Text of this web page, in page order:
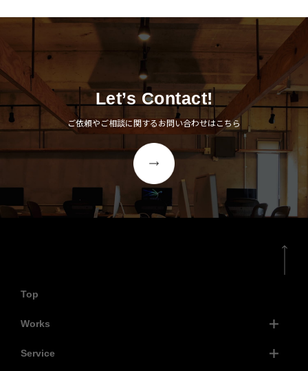
Let’s Contact!
ご依頼やご相談に関するお問い合わせはこちら
Top
Works
Service